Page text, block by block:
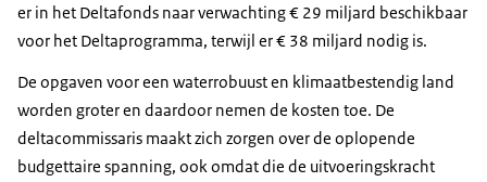
er in het Deltafonds naar verwachting € 29 miljard beschikbaar
voor het Deltaprogramma, terwijl er € 38 miljard nodig is.
De opgaven voor een waterrobuust en klimaatbestendig land
worden groter en daardoor nemen de kosten toe. De
deltacommissaris maakt zich zorgen over de oplopende
budgettaire spanning, ook omdat die de uitvoeringskracht